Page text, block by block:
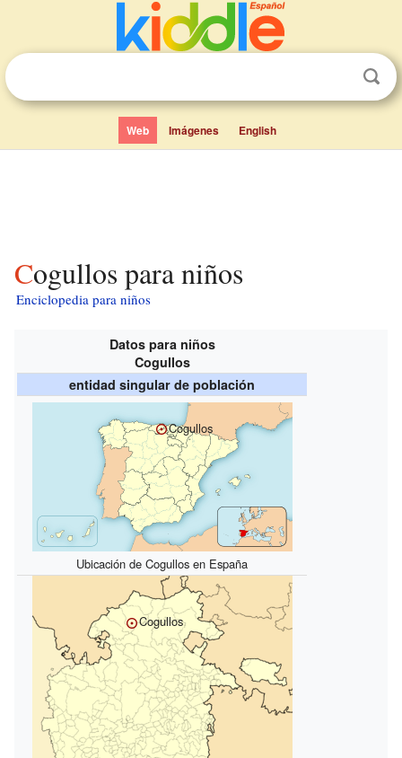
Web Imágenes English
Cogullos para niños
Enciclopedia para niños
Datos para niños
Cogullos
entidad singular de población
Cogullos
Ubicación de Cogullos en España
Cogullos